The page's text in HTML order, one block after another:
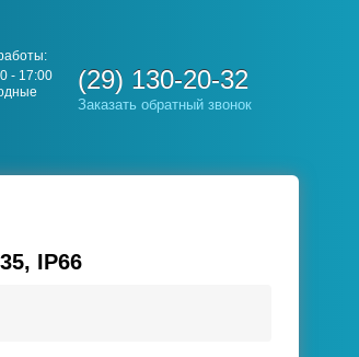
- 17:00
(29) 130-20-32
Заказать обратный звонок
IP66